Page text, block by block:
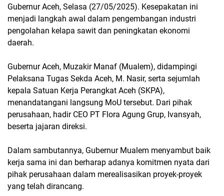
Gubernur Aceh, Selasa (27/05/2025). Kesepakatan ini
menjadi langkah awal dalam pengembangan industri
pengolahan kelapa sawit dan peningkatan ekonomi
daerah.
Gubernur Aceh, Muzakir Manaf (Mualem), didampingi
Pelaksana Tugas Sekda Aceh, M. Nasir, serta sejumlah
kepala Satuan Kerja Perangkat Aceh (SKPA),
menandatangani langsung MoU tersebut. Dari pihak
perusahaan, hadir CEO PT Flora Agung Grup, Ivansyah,
beserta jajaran direksi.
Dalam sambutannya, Gubernur Mualem menyambut baik
kerja sama ini dan berharap adanya komitmen nyata dari
pihak perusahaan dalam merealisasikan proyek-proyek
yang telah dirancang.